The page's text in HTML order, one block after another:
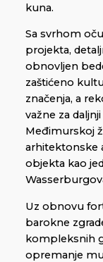
kuna.
Sa svrhom
projekta,
obnovljen
zaštićeno
značenja, a
važne za
Međimurskoj
arhitektonske
objekta kao
Uz obnovu
barokne
kompleksnih
opremanje